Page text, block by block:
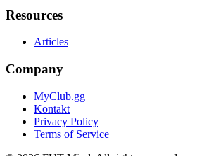
Resources
Articles
Company
MyClub.gg
Kontakt
Privacy Policy
Terms of Service